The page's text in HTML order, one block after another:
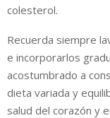
colesterol.
Recuerda siempre
e incorporarlos
acostumbrado a
dieta variada y
salud del corazón y